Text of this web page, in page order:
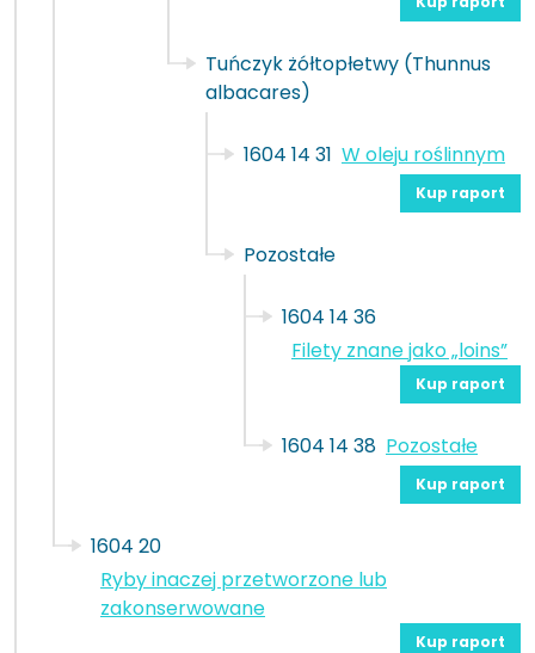
Tuńczyk żółtopłetwy (Thunnus
albacares)
1604 14 31 W oleju roślinnym
Kup raport
Pozostałe
1604 14 36
Filety znane jako „loins”
Kup raport
1604 14 38 Pozostałe
Kup raport
1604 20
Ryby inaczej przetworzone lub
zakonserwowane
Kup raport